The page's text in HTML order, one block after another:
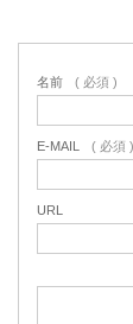
名前 ( 必須 )
E-MAIL ( 必須
URL